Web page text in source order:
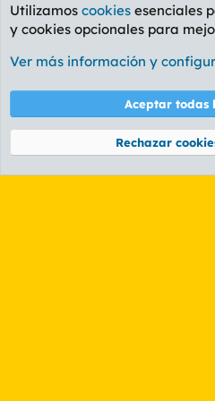
Foro Informática y Videojuegos
Cookies
PL OLDSTYLE
Términos y reglas
Community platform by XenForo® © 2010-
Utilizamos cookies esenciales
y cookies opcionales para
Ver más información y
Aceptar todas
Rechazar